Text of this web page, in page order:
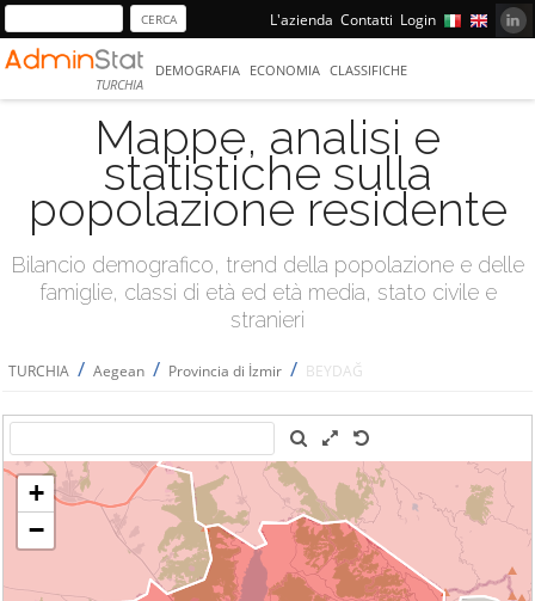
L'azienda Contatti Login
TURCHIA
DEMOGRAFIA ECONOMIA CLASSIFICHE
Mappe, analisi e
statistiche sulla
popolazione residente
Bilancio demografico, trend della popolazione e delle
famiglie, classi di età ed età media, stato civile e
stranieri
TURCHIA / Aegean / Provincia di İzmir / BEYDAĞ